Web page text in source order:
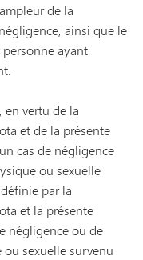
de la
ainsi que le
ayant
en vertu de la
et de la présente
cas de négligence
ou sexuelle
par la
et la présente
négligence ou de
sexuelle survenu